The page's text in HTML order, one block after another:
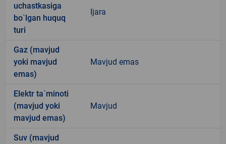
uchastkasiga
bo`lgan huquq
turi
Ijara
Gaz (mavjud
yoki mavjud
emas)
Mavjud emas
Elektr ta`minoti
(mavjud yoki
mavjud emas)
Mavjud
Suv (mavjud